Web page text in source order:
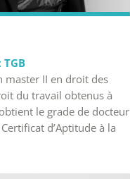
master II en droit des
du travail obtenus à
le grade de docteur
d’Aptitude à la